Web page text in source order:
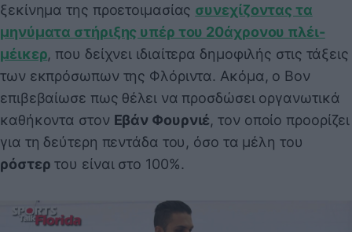
ξεκίνημα της προετοιμασίας συνεχίζοντας τα
μηνύματα στήριξης υπέρ του 20άχρονου πλέι-
μέικερ, που δείχνει ιδιαίτερα δημοφιλής στις τάξεις
των εκπρόσωπων της Φλόριντα. Ακόμα, ο Βον
επιβεβαίωσε πως θέλει να προσδώσει οργανωτικά
καθήκοντα στον Εβάν Φουρνιέ, τον οποίο προορίζει
για τη δεύτερη πεντάδα του, όσο τα μέλη του
ρόστερ του είναι στο 100%.